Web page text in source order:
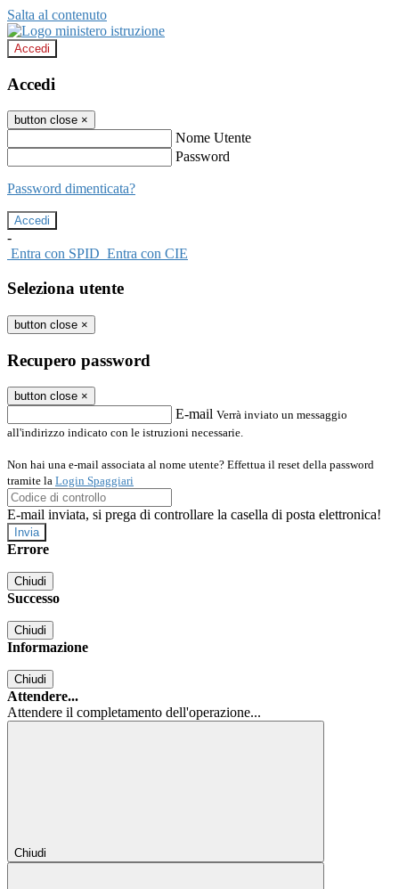
Salta al contenuto
Accedi
Accedi
button close ×
Nome Utente
Password
Password dimenticata?
-
Entra con SPID Entra con CIE
Seleziona utente
button close ×
Recupero password
button close ×
E-mail Verrà inviato un messaggio
all'indirizzo indicato con le istruzioni necessarie.
Non hai una e-mail associata al nome utente? Effettua il reset della password
tramite la Login Spaggiari
E-mail inviata, si prega di controllare la casella di posta elettronica!
Errore
Chiudi
Successo
Chiudi
Informazione
Chiudi
Attendere...
Attendere il completamento dell'operazione...
Chiudi